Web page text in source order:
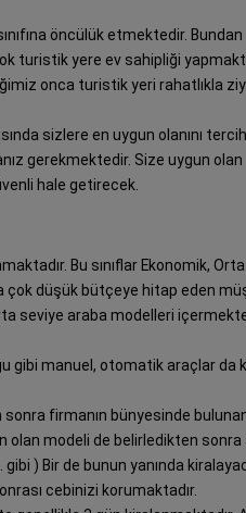
öncülük etmektedir.
turistik yere ev sahipliği
onca turistik yeri rahatlıkla
sizlere en uygun olanını
gerekmektedir. Size uygun olan
hale getirecek.
Bu sınıflar Ekonomik, Orta
çok düşük bütçeye hitap eden
seviye araba modelleri
gibi manuel, otomatik araçlar da
sonra firmanın bünyesinde
modeli de belirledikten sonra
) Bir de bunun yanında
cebinizi korumaktadır.